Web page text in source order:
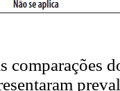
comparações